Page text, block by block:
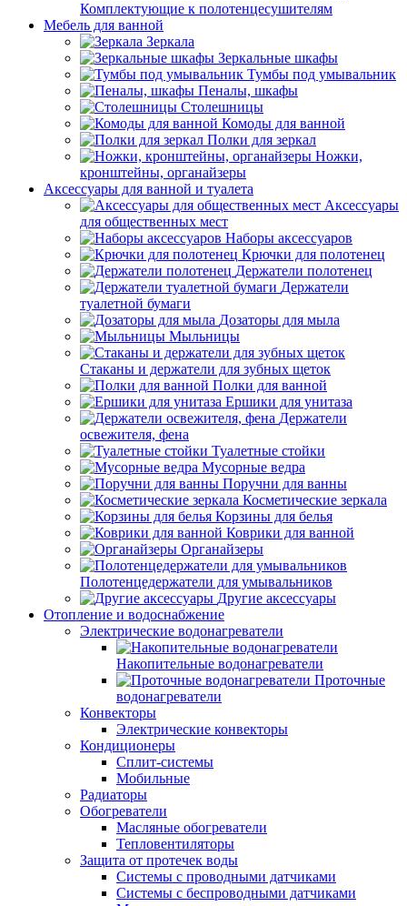
Комплектующие к полотенцесушителям
Мебель для ванной
Зеркала
Зеркальные шкафы
Тумбы под умывальник
Пеналы, шкафы
Столешницы
Комоды для ванной
Полки для зеркал
Ножки,
кронштейны, органайзеры
Аксессуары для ванной и туалета
Аксессуары
для общественных мест
Наборы аксессуаров
Крючки для полотенец
Держатели полотенец
Держатели
туалетной бумаги
Дозаторы для мыла
Мыльницы
Стаканы и держатели для зубных щеток
Полки для ванной
Ершики для унитаза
Держатели
освежителя, фена
Туалетные стойки
Мусорные ведра
Поручни для ванны
Косметические зеркала
Корзины для белья
Коврики для ванной
Органайзеры
Полотенцедержатели для умывальников
Другие аксессуары
Отопление и водоснабжение
Электрические водонагреватели
Накопительные водонагреватели
Проточные
водонагреватели
Конвекторы
Электрические конвекторы
Кондиционеры
Сплит-системы
Мобильные
Радиаторы
Обогреватели
Масляные обогреватели
Тепловентиляторы
Защита от протечек воды
Системы с проводными датчиками
Системы с беспроводными датчиками